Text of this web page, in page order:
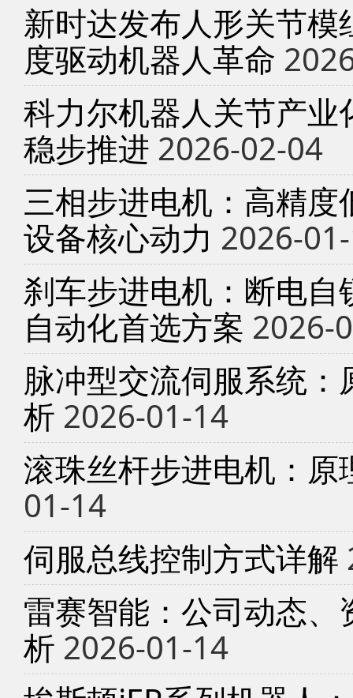
新时达发布人形关节
度驱动机器人革命
科力尔机器人关节产
稳步推进 2026-02-04
三相步进电机：高精
设备核心动力 2026-
刹车步进电机：断电
自动化首选方案 2026-
脉冲型交流伺服系统
析 2026-01-14
滚珠丝杆步进电机：
01-14
伺服总线控制方式详解
雷赛智能：公司动态
析 2026-01-14